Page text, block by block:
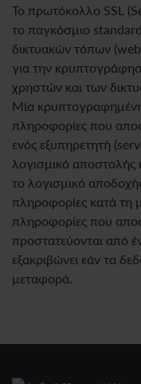
Το πρωτόκολλο SSL
το παγκόσμιο
δικτυακών τόπων
για την
χρηστών και των
Μία κρυπτογραφημένη
πληροφορίες που
ενός εξυπηρετητή
λογισμικό
το λογισμικό
πληροφορίες κατά τη
πληροφορίες που
προστατεύονται από
εξακριβώνει εάν τα
μεταφορά.